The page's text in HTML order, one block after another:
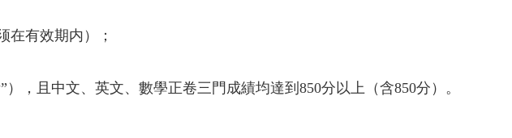
在有效期内）；
，且中文、英文、數學正卷三門成績均達到850分以上（含850分）。